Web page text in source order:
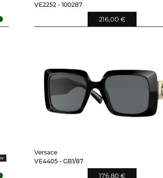
VE2252 - 100287
216,00 €
Versace
VE4405 - GB1/87
176,80 €